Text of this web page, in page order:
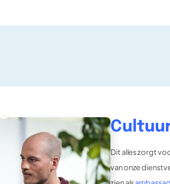
Dit alles zorgt
van onze